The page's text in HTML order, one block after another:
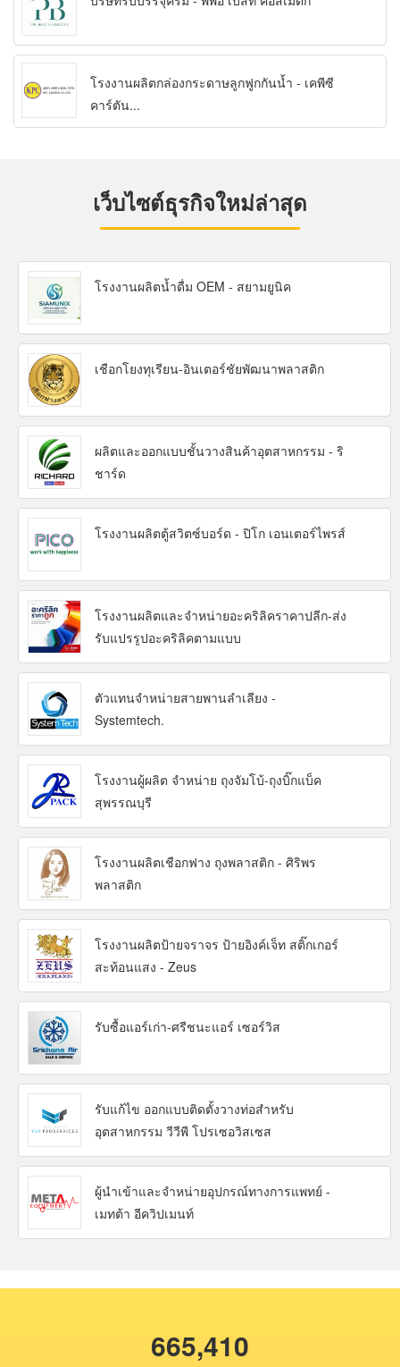
โรงงานผลิตกล่องกระดาษลูกฟูกกันน้ำ - เคพีซี
คาร์ตัน...
เว็บไซต์ธุรกิจใหม่ล่าสุด
โรงงานผลิตน้ำดื่ม OEM - สยามยูนิค
เชือกโยงทุเรียน-อินเตอร์ชัยพัฒนาพลาสติก
ผลิตและออกแบบชั้นวางสินค้าอุตสาหกรรม - ริ
ชาร์ด
โรงงานผลิตตู้สวิตซ์บอร์ด - ปิโก เอนเตอร์ไพรส์
โรงงานผลิตและจำหน่ายอะคริลิคราคาปลีก-ส่ง
รับแปรรูปอะคริลิคตามแบบ
ตัวแทนจำหน่ายสายพานลำเลียง -
Systemtech.
โรงงานผู้ผลิต จำหน่าย ถุงจัมโบ้-ถุงบิ๊กแบ็ค
สุพรรณบุรี
โรงงานผลิตเชือกฟาง ถุงพลาสติก - ศิริพร
พลาสติก
โรงงานผลิตป้ายจราจร ป้ายอิงค์เจ็ท สติ๊กเกอร์
สะท้อนแสง - Zeus
รับซื้อแอร์เก่า-ศรีชนะแอร์ เซอร์วิส
รับแก้ไข ออกแบบติดตั้งวางท่อสำหรับ
อุตสาหกรรม วีวีพี โปรเซอวิสเซส
ผู้นำเข้าและจำหน่ายอุปกรณ์ทางการแพทย์ -
เมทต้า อีควิปเมนท์
665,410